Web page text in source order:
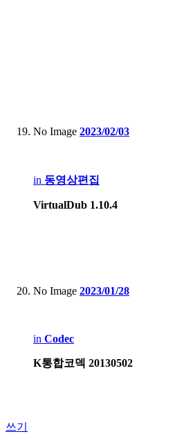
No Image 2023/02/03
in 동영상편집
VirtualDub 1.10.4
No Image 2023/01/28
in Codec
K통합코덱 20130502
쓰기